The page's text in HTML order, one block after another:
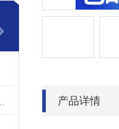
产品详情